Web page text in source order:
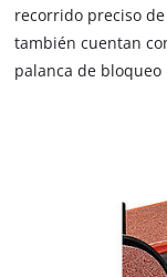
recorrido preciso
también cuentan
palanca de